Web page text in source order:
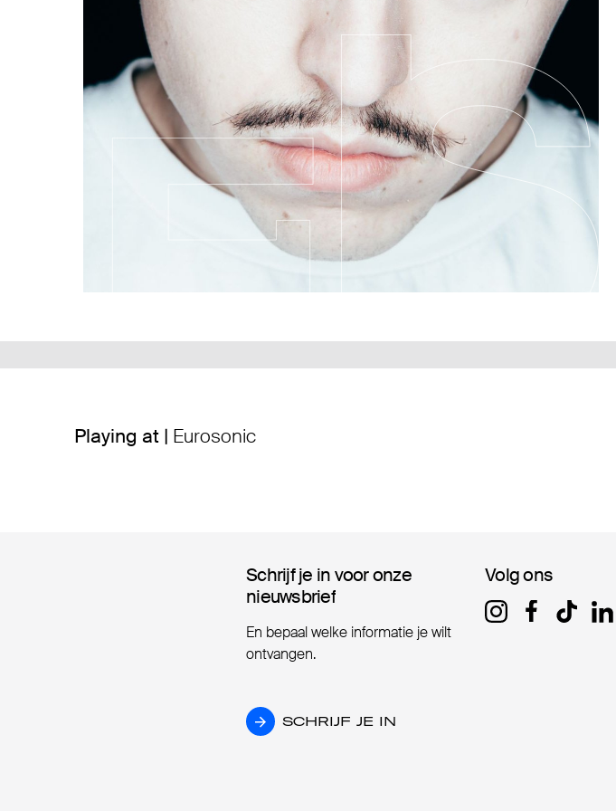
Playing at | Eurosonic
Schrijf je in voor onze
Schrijf je in voor onze
nieuwsbrief
nieuwsbrief
En bepaal welke informatie je wilt
ontvangen.
SCHRIJF JE IN
SCHRIJF JE IN
Volg ons
Volg ons